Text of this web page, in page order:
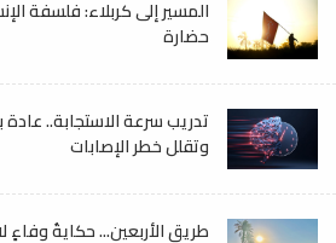
المسير إلى كربلاء: فلسفة
حضارة
تدريب سرعة الاستجابة..
وتقلل خطر الإصابات
طريق الأربعين... حكايةُ وفاءٍ